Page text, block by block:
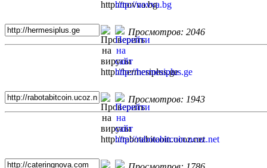
Просмотров: 2046
Просмотров: 1943